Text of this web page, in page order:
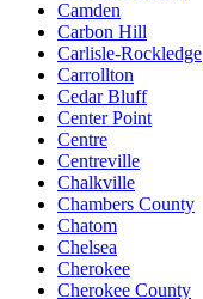
Camden
Carbon Hill
Carlisle-Rockledge
Carrollton
Cedar Bluff
Center Point
Centre
Centreville
Chalkville
Chambers County
Chatom
Chelsea
Cherokee
Cherokee County